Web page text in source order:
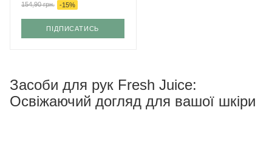
154,90грн. -15%
ПІДПИСАТИСЬ
Засоби для рук Fresh Juice:
Освіжаючий догляд для вашої шкіри